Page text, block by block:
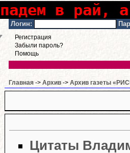
в рай,
Логин:
Регистрация
Забыли пароль?
Помощь
Главная -> Архив -> Архив газеты
Цитаты